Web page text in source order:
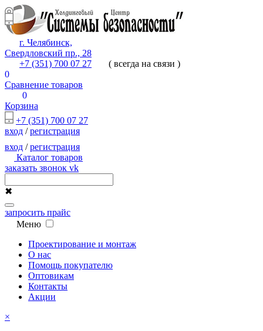
г. Челябинск,
Свердловский пр., 28
+7 (351) 700 07 27
( всегда на связи )
0
Сравнение товаров
0
Корзина
+7 (351) 700 07 27
вход /регистрация
вход /регистрация
Каталог товаров
заказать звонок vk
✖
запросить прайс
Меню
Проектирование и монтаж
О нас
Помощь покупателю
Оптовикам
Контакты
Акции
×